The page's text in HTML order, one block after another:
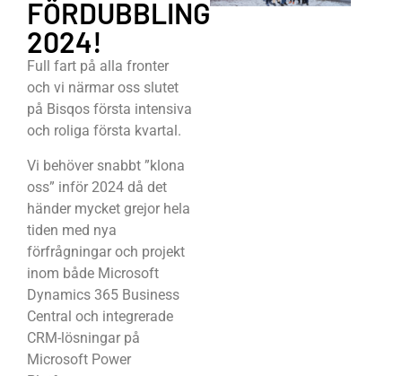
FÖRDUBBLING
2024!
Full fart på alla fronter
och vi närmar oss slutet
på Bisqos första intensiva
och roliga första kvartal.
Vi behöver snabbt ”klona
oss” inför 2024 då det
händer mycket grejor hela
tiden med nya
förfrågningar och projekt
inom både Microsoft
Dynamics 365 Business
Central och integrerade
CRM-lösningar på
Microsoft Power